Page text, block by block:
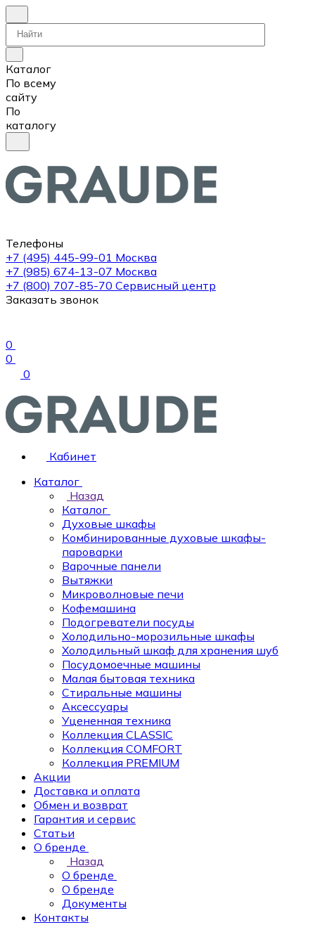
Каталог
По всему
сайту
По
каталогу
Телефоны
+7 (495) 445-99-01 Москва
+7 (985) 674-13-07 Москва
+7 (800) 707-85-70 Сервисный центр
Заказать звонок
0
0
0
Кабинет
Каталог
Назад
Каталог
Духовые шкафы
Комбинированные духовые шкафы-
пароварки
Варочные панели
Вытяжки
Микроволновые печи
Кофемашина
Подогреватели посуды
Холодильно-морозильные шкафы
Холодильный шкаф для хранения шуб
Посудомоечные машины
Малая бытовая техника
Стиральные машины
Аксессуары
Уцененная техника
Коллекция CLASSIC
Коллекция COMFORT
Коллекция PREMIUM
Акции
Доставка и оплата
Обмен и возврат
Гарантия и сервис
Статьи
О бренде
Назад
О бренде
О бренде
Документы
Контакты